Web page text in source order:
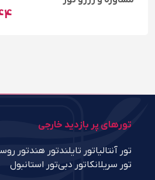
تورهای پر بازدید خارجی
تور آنتالیاتور تایلندتور هندتور
تور سریلانکاتور دبیتور استانبول